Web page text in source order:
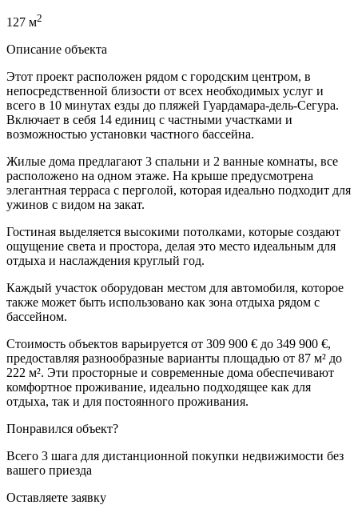
127 м2
Описание объекта
Этот проект расположен рядом с городским центром, в
непосредственной близости от всех необходимых услуг и
всего в 10 минутах езды до пляжей Гуардамара-дель-Сегура.
Включает в себя 14 единиц с частными участками и
возможностью установки частного бассейна.
Жилые дома предлагают 3 спальни и 2 ванные комнаты, все
расположено на одном этаже. На крыше предусмотрена
элегантная терраса с перголой, которая идеально подходит для
ужинов с видом на закат.
Гостиная выделяется высокими потолками, которые создают
ощущение света и простора, делая это место идеальным для
отдыха и наслаждения круглый год.
Каждый участок оборудован местом для автомобиля, которое
также может быть использовано как зона отдыха рядом с
бассейном.
Стоимость объектов варьируется от 309 900 € до 349 900 €,
предоставляя разнообразные варианты площадью от 87 м² до
222 м². Эти просторные и современные дома обеспечивают
комфортное проживание, идеально подходящее как для
отдыха, так и для постоянного проживания.
Понравился объект?
Всего 3 шага для дистанционной покупки недвижимости без
вашего приезда
Оставляете заявку